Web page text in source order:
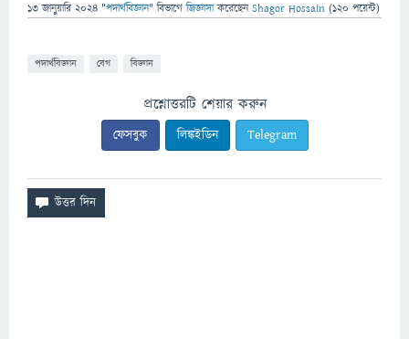
13 জানুয়ারি 2024 "পদার্থবিজ্ঞান" বিভাগে জিজ্ঞাসাকরেছেনShagor Hossain (120 পয়েন্ট)
পদার্থবিজ্ঞান বেগ বিজ্ঞান
প্রশ্নোত্তরটি শেয়ার করুন
ফেসবুক লিঙ্কইডিন Telegram